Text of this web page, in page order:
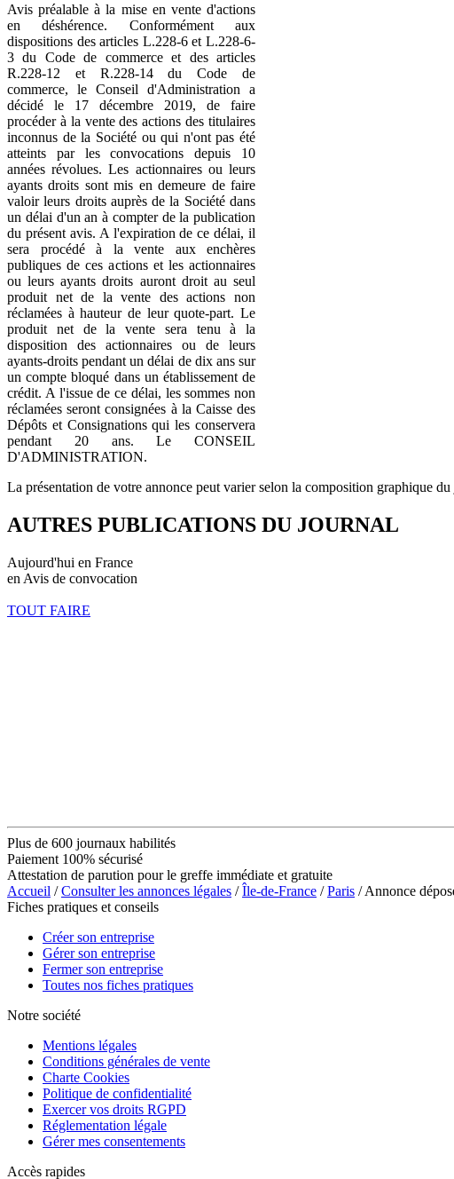
Avis préalable à la mise en vente d'actions
en déshérence. Conformément aux
dispositions des articles L.228-6 et L.228-6-
3 du Code de commerce et des articles
R.228-12 et R.228-14 du Code de
commerce, le Conseil d'Administration a
décidé le 17 décembre 2019, de faire
procéder à la vente des actions des titulaires
inconnus de la Société ou qui n'ont pas été
atteints par les convocations depuis 10
années révolues. Les actionnaires ou leurs
ayants droits sont mis en demeure de faire
valoir leurs droits auprès de la Société dans
un délai d'un an à compter de la publication
du présent avis. A l'expiration de ce délai, il
sera procédé à la vente aux enchères
publiques de ces actions et les actionnaires
ou leurs ayants droits auront droit au seul
produit net de la vente des actions non
réclamées à hauteur de leur quote-part. Le
produit net de la vente sera tenu à la
disposition des actionnaires ou de leurs
ayants-droits pendant un délai de dix ans sur
un compte bloqué dans un établissement de
crédit. A l'issue de ce délai, les sommes non
réclamées seront consignées à la Caisse des
Dépôts et Consignations qui les conservera
pendant 20 ans. Le CONSEIL
D'ADMINISTRATION.
La présentation de votre annonce peut varier selon la composition graphique
AUTRES PUBLICATIONS DU JOURNAL
Aujourd'hui en France
en Avis de convocation
TOUT FAIRE
Plus de 600 journaux habilités
Paiement 100% sécurisé
Attestation de parution pour le greffe immédiate et gratuite
Accueil /Consulter les annonces légales /Île-de-France /Paris / Annonce
Fiches pratiques et conseils
Créer son entreprise
Gérer son entreprise
Fermer son entreprise
Toutes nos fiches pratiques
Notre société
Mentions légales
Conditions générales de vente
Charte Cookies
Politique de confidentialité
Exercer vos droits RGPD
Réglementation légale
Gérer mes consentements
Accès rapides